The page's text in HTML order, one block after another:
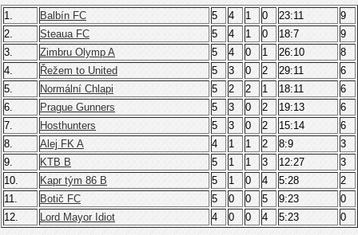
1. Balbín FC 5 4 1 0 23:11
9
2.
Steaua FC 5 4 1 0 18:7
9
3.
Zimbru Olymp A 5 4 0 1 26:10
8
4.
Řežem to United 5 3 0 2 29:11
6
5.
Normální Chlapi 5 2 2 1 18:11
6
6.
Prague Gunners 5 3 0 2 19:13
6
7.
Hosthunters 5 3 0 2 15:14
6
8.
Alej FK A 4 1 1 2 8:9
3
9.
KTB B 5 1 1 3 12:27
3
10.
Kapr tým 86 B 5 1 0 4 5:28
2
11.
Botič FC 5 0 0 5 9:23
0
12.
Lord Mayor Idiot 4 0 0 4 5:23 0